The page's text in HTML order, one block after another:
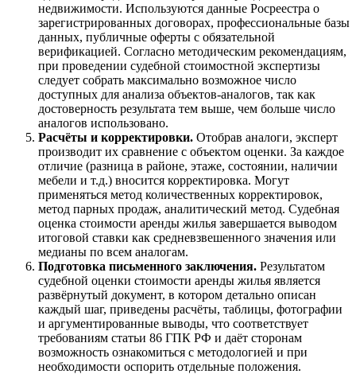
недвижимости. Используются данные Росреестра о
зарегистрированных договорах, профессиональные базы
данных, публичные оферты с обязательной
верификацией. Согласно методическим рекомендациям,
при проведении судебной стоимостной экспертизы
следует собрать максимально возможное число
доступных для анализа объектов-аналогов, так как
достоверность результата тем выше, чем больше число
аналогов использовано.
Расчёты и корректировки. Отобрав аналоги, эксперт
производит их сравнение с объектом оценки. За каждое
отличие (разница в районе, этаже, состоянии, наличии
мебели и т.д.) вносится корректировка. Могут
применяться метод количественных корректировок,
метод парных продаж, аналитический метод. Судебная
оценка стоимости аренды жилья завершается выводом
итоговой ставки как средневзвешенного значения или
медианы по всем аналогам.
Подготовка письменного заключения. Результатом
судебной оценки стоимости аренды жилья является
развёрнутый документ, в котором детально описан
каждый шаг, приведены расчёты, таблицы, фотографии
и аргументированные выводы, что соответствует
требованиям статьи 86 ГПК РФ и даёт сторонам
возможность ознакомиться с методологией и при
необходимости оспорить отдельные положения.